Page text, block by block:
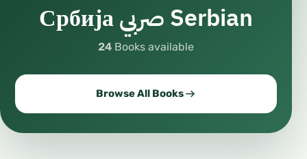
Србија صربي Serbian
24 Books available
Browse All Books